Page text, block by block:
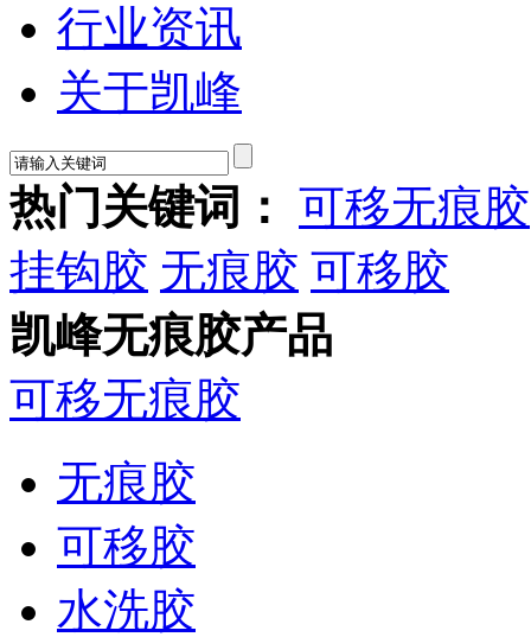
行业资讯
关于凯峰
热门关键词： 可移无痕胶
挂钩胶 无痕胶 可移胶
凯峰无痕胶产品
可移无痕胶
无痕胶
可移胶
水洗胶